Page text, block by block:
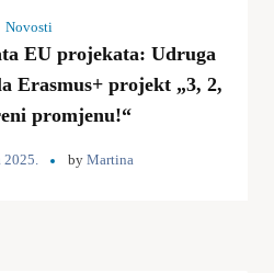
Novosti
EU projekata: Udruga
Erasmus+ projekt „3, 2,
promjenu!“
2025. by Martina